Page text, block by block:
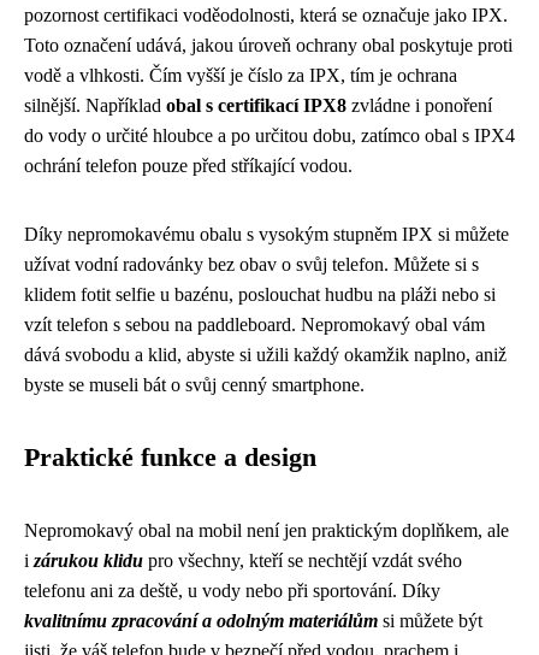
pozornost certifikaci voděodolnosti, která se označuje jako IPX.
Toto označení udává, jakou úroveň ochrany obal poskytuje proti
vodě a vlhkosti. Čím vyšší je číslo za IPX, tím je ochrana
silnější. Například obal s certifikací IPX8 zvládne i ponoření
do vody o určité hloubce a po určitou dobu, zatímco obal s IPX4
ochrání telefon pouze před stříkající vodou.
Díky nepromokavému obalu s vysokým stupněm IPX si můžete
užívat vodní radovánky bez obav o svůj telefon. Můžete si s
klidem fotit selfie u bazénu, poslouchat hudbu na pláži nebo si
vzít telefon s sebou na paddleboard. Nepromokavý obal vám
dává svobodu a klid, abyste si užili každý okamžik naplno, aniž
byste se museli bát o svůj cenný smartphone.
Praktické funkce a design
Nepromokavý obal na mobil není jen praktickým doplňkem, ale
i zárukou klidu pro všechny, kteří se nechtějí vzdát svého
telefonu ani za deště, u vody nebo při sportování. Díky
kvalitnímu zpracování a odolným materiálům si můžete být
jisti, že váš telefon bude v bezpečí před vodou, prachem i